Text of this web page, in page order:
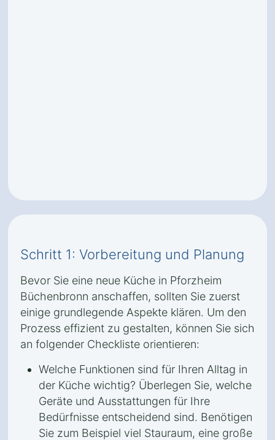
Schritt 1: Vorbereitung und Planung
Bevor Sie eine neue Küche in Pforzheim
Büchenbronn anschaffen, sollten Sie zuerst
einige grundlegende Aspekte klären. Um den
Prozess effizient zu gestalten, können Sie sich
an folgender Checkliste orientieren:
Welche Funktionen sind für Ihren Alltag in
der Küche wichtig? Überlegen Sie, welche
Geräte und Ausstattungen für Ihre
Bedürfnisse entscheidend sind. Benötigen
Sie zum Beispiel viel Stauraum, eine große